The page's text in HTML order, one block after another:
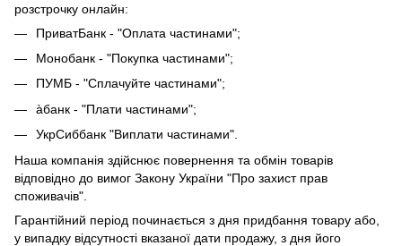
розстрочку онлайн:
ПриватБанк - "Оплата частинами";
Монобанк - "Покупка частинами";
ПУМБ - "Сплачуйте частинами";
àбанк - "Плати частинами";
УкрСиббанк "Виплати частинами".
Наша компанія здійснює повернення та обмін товарів
відповідно до вимог Закону України "Про захист прав
споживачів".
Гарантійний період починається з дня придбання товару або,
у випадку відсутності вказаної дати продажу, з дня його